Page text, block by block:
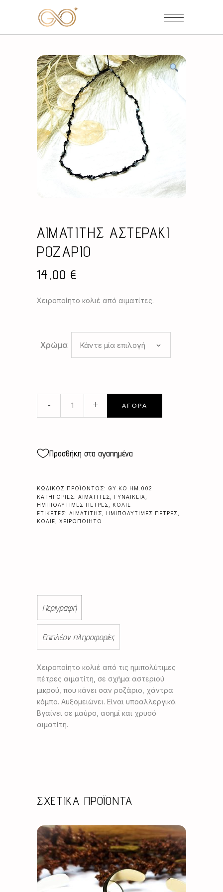
ΑΙΜΑΤΙΤΗΣ ΑΣΤΕΡΑΚΙ
ΡΟΖΑΡΙΟ
14,00 €
Χειροποίητο κολιέ από αιματίτες.
Χρώμα Κάντε μία επιλογή
ΑΣΤΕΡΑΚΙ
- + ΑΓΟΡΆ
Προσθήκη στα αγαπημένα
ΚΩΔΙΚΌΣ ΠΡΟΪΌΝΤΟΣ: GY.KO.HM.002
ΚΑΤΗΓΟΡΊΕΣ: ΑΙΜΑΤΊΤΕΣ ΓΥΝΑΙΚΕΊΑ
ΗΜΙΠΟΛΎΤΙΜΕΣ ΠΈΤΡΕΣ
ΚΟΛΙΈ
ΕΤΙΚΈΤΕΣ: ΑΙΜΑΤΊΤΗΣ ΗΜΙΠΟΛΎΤΙΜΕΣ ΠΈΤΡΕΣ
ΚΟΛΙΈ
ΧΕΙΡΟΠΟΊΗΤΟ
Περιγραφή
Επιπλέον πληροφορίες
Χειροποίητο κολιέ από τις ημιπολύτιμες
πέτρες αιματίτη, σε σχήμα αστεριού
μικρού, που κάνει σαν ροζάριο, χάντρα
κόμπο. Αυξομειώνει. Είναι υποαλλεργικό.
Βγαίνει σε μαύρο, ασημί και χρυσό
αιματίτη.
ΣΧΕΤΙΚΆ ΠΡΟΪΌΝΤΑ